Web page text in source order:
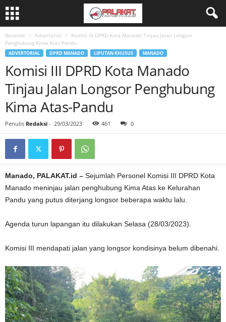
Beranda Advertorial
Komisi III DPRD Kota Manado Tinjau Jalan Longsor
Penghubung Kima Atas-Pandu
ADVERTORIAL DPRD MANADO LIPUTAN KHUSUS MANADO
Komisi III DPRD Kota Manado
Tinjau Jalan Longsor Penghubung
Kima Atas-Pandu
Penulis Redaksi - 29/03/2023 461 0
Manado, PALAKAT.id – Sejumlah Personel Komisi III DPRD Kota
Manado meninjau jalan penghubung Kima Atas ke Kelurahan
Pandu yang putus diterjang longsor beberapa waktu lalu.
Agenda turun lapangan itu dilakukan Selasa (28/03/2023).
Komisi III mendapati jalan yang longsor kondisinya belum dibenahi.